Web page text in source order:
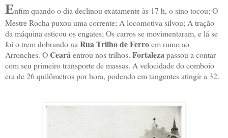
Enfim quando o dia declinou exatamente às 17 h, o sino tocou; O
Mestre Rocha puxou uma corrente; A locomotiva silvou; A tração
da máquina esticou os engates; Os carros se movimentaram, e lá se
foi o trem dobrando na Rua Trilho de Ferroem rumo ao
Arronches. OCeará entrou nos trilhos. Fortaleza passou a contar
com seu primeiro transporte de massas. A velocidade do comboio
era de 26 quilômetros por hora, podendo em tangentes atingir a 32.